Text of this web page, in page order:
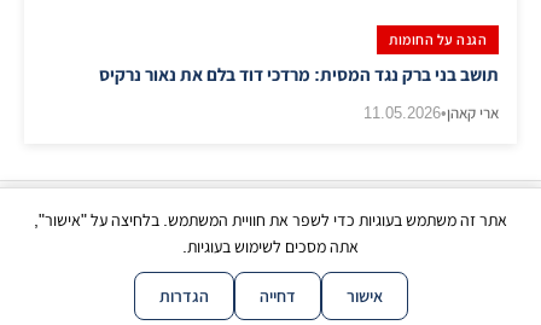
הגנה על החומות
תושב בני ברק נגד המסית: מרדכי דוד בלם את נאור נרקיס
ארי קאהן•
11.05.2026
אתר זה משתמש בעוגיות כדי לשפר את חוויית המשתמש. בלחיצה על "אישור",
אתה מסכים לשימוש בעוגיות.
אישור דחייה הגדרות
כל הזכויות שמורות | © בני ברק עכשיו 2026
צור קשר|תנאי שימוש|פרטיות נגישות |מפת אתר